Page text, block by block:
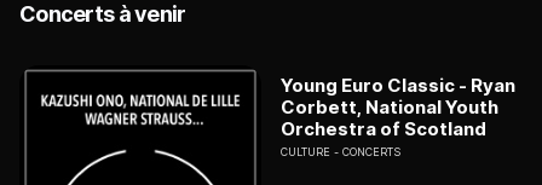
Concerts à venir
Young Euro Classic - Ryan
Corbett, National Youth
Orchestra of Scotland
CULTURE CONCERTS